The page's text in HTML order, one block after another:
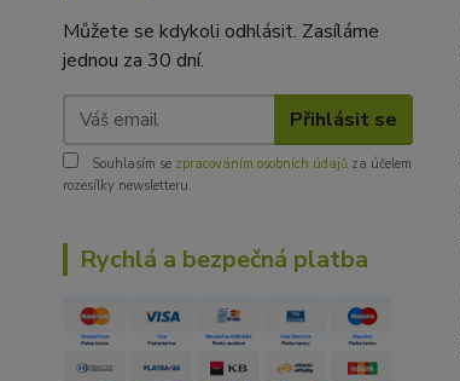
Můžete se kdykoli odhlásit. Zasíláme
jednou za 30 dní.
Přihlásit se
Souhlasím se zpracováním osobních údajů za účelem
rozesílky newsletteru.
Rychlá a bezpečná platba